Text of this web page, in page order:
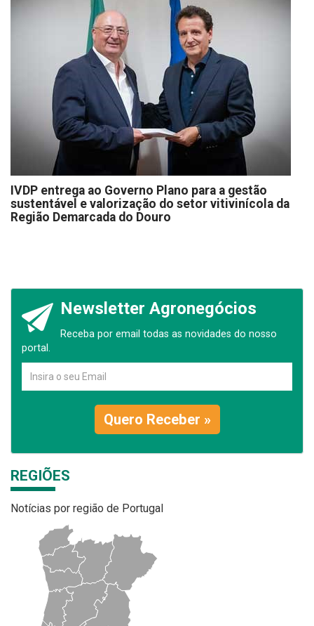
IVDP entrega ao Governo Plano para a gestão
sustentável e valorização do setor vitivinícola da
Região Demarcada do Douro
Newsletter Agronegócios
Receba por email todas as novidades do nosso
portal.
Quero Receber »
REGIÕES
Notícias por região de Portugal